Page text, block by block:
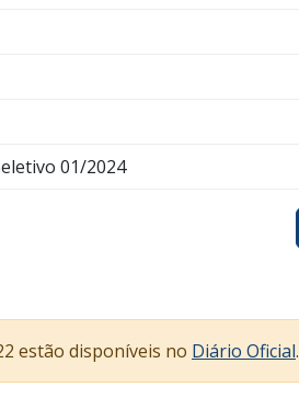
01/2024
estão disponíveis no Diário Oficial.